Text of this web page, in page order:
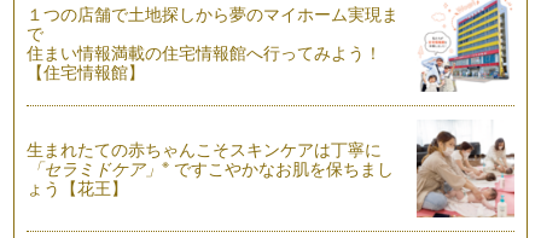
小１算数 つまずきの代表選手「たし算の繰り上がり」
小学1年生の算数なんて、まだまだ簡単と思っていたら、いき
なりつまずいた！…
幼児期からできる「さんすうせっと」をつかった算数勉強法
１年生の算数の時間、誰もが手にしたことのある「さんすうせ
っと」。 使うのが楽しみで…
１つの店舗で土地探しから夢のマイホーム実現ま
で
住まい情報満載の住宅情報館へ行ってみよう！
【住宅情報館】
生まれたての赤ちゃんこそスキンケアは丁寧に
「セラミドケア」※ ですこやかなお肌を保ちまし
ょう【花王】